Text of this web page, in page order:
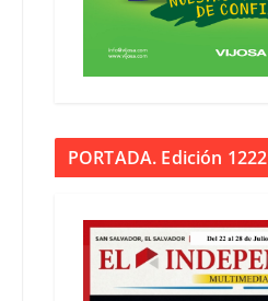
PORTADA. Edición 1222